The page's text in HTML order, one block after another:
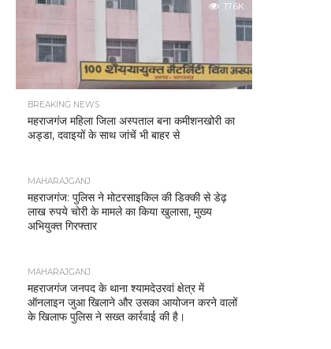
17.6K
BREAKING NEWS
महराजगंज महिला जिला अस्पताल बना कमीशनखोरी का
अड्डा, दवाइयों के साथ जांचें भी बाहर से
MAHARAJGANJ
महराजगंज: पुलिस ने मोटरसाइकिल की डिक्की से डेढ़
लाख रुपये चोरी के मामले का किया खुलासा, मुख्य
अभियुक्त गिरफ्तार
MAHARAJGANJ
महराजगंज जनपद के थाना श्यामदेउरवां क्षेत्र में
ऑनलाइन जुआ खिलाने और उसका आयोजन करने वालों
के खिलाफ पुलिस ने सख्त कार्रवाई की है।